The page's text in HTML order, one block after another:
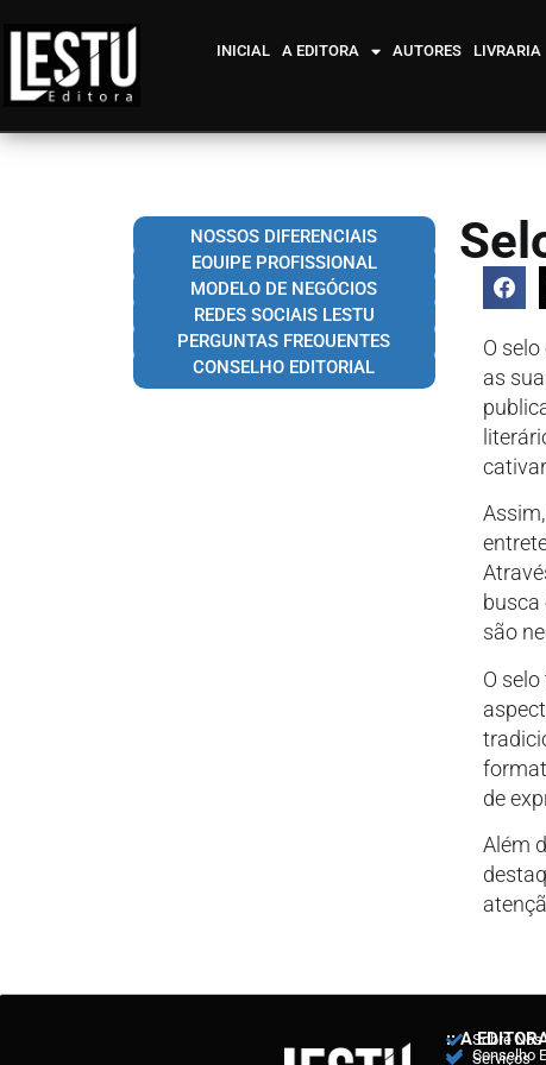
INICIAL A EDITORA AUTORES LIVRARIA
NOSSOS DIFERENCIAIS
EQUIPE PROFISSIONAL
MODELO DE NEGÓCIOS
REDES SOCIAIS LESTU
PERGUNTAS FREQUENTES
CONSELHO EDITORIAL
O
as
busca
são
O
de
Além
:: ASobre Nós
Serviços
Conselho